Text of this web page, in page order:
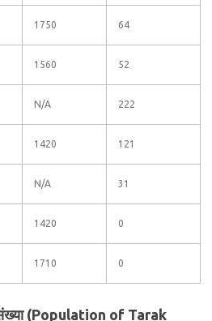
1750 64
1560 52
N/A 222
1420 121
N/A 31
1420 0
1710 0
(Population of Tarak